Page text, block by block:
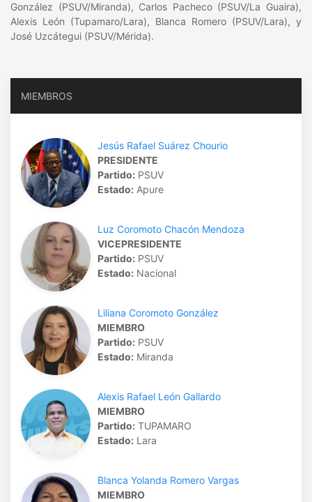
González (PSUV/Miranda), Carlos Pacheco (PSUV/La Guaira),
Alexis León (Tupamaro/Lara), Blanca Romero (PSUV/Lara), y
José Uzcátegui (PSUV/Mérida).
MIEMBROS
Jesús Rafael Suárez Chourio
PRESIDENTE
Partido: PSUV
Estado: Apure
Luz Coromoto Chacón Mendoza
VICEPRESIDENTE
Partido: PSUV
Estado: Nacional
Liliana Coromoto González
MIEMBRO
Partido: PSUV
Estado: Miranda
Alexis Rafael León Gallardo
MIEMBRO
Partido: TUPAMARO
Estado: Lara
Blanca Yolanda Romero Vargas
MIEMBRO